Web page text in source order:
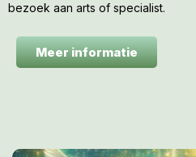
bezoek aan arts of specialist.
Meer informatie